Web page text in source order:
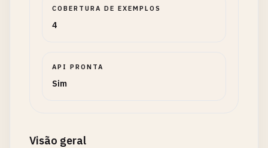
COBERTURA DE EXEMPLOS
4
API PRONTA
Sim
Visão geral